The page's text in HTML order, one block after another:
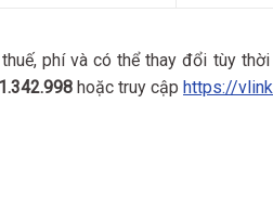
phí và có thể thay đổi tùy
hoặc truy cập https://